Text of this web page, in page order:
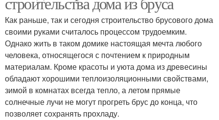
Как раньше, так и сегодня строительство брусового дома
своими руками считалось процессом трудоемким.
Однако жить в таком домике настоящая мечта любого
человека, относящегося с почтением к природным
материалам. Кроме красоты и уюта дома из древесины
обладают хорошими теплоизоляционными свойствами,
зимой в комнатах всегда тепло, а летом прямые
солнечные лучи не могут прогреть брус до конца, что
позволяет сохранять прохладу.